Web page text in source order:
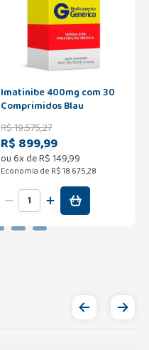
Imatinibe 400mg com 30
Comprimidos Blau
R$19.575,27
R$ 899,99
ou6x deR$149,99
Economia de R$ 18.675,28